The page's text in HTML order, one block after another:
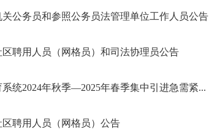
公务员和参照公务员法管理单位工作人员公告
聘用人员（网格员）和司法协理员公告
系统2024年秋季—2025年春季集中引进急需紧...
聘用人员（网格员）公告